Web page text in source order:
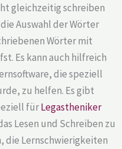
gleichzeitig schreiben
Auswahl der Wörter
Wörter mit
Es kann auch hilfreich
die speziell
zu helfen. Es gibt
fürLegastheniker
Lesen und Schreiben zu
die Lernschwierigkeiten